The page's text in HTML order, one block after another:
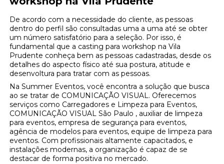
De acordo com a necessidade do cliente, as pessoas
dentro do perfil são consultadas uma a uma até se obter
um número satisfatório para a seleção. Por isso, é
fundamental que a casting para workshop na Vila
Prudente conheça bem as pessoas cadastradas, desde os
detalhes do aspecto físico até sua postura, atitude e
desenvoltura para tratar com as pessoas.
Na Summer Eventos, você encontra a solução que busca
ao se tratar de COMUNICAÇÃO VISUAL. Oferecemos
serviços como Carregadores e Limpeza para Eventos,
COMUNICAÇÃO VISUAL São Paulo , auxiliar de limpeza
para eventos, empresa de segurança para eventos,
agência de modelos para eventos, equipe de limpeza para
eventos. Com profissionais altamente capacitados, e
instalações modernas, a organização é capaz de se
destacar de forma positiva no mercado.